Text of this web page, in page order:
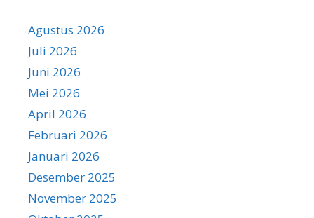
Agustus 2026
Juli 2026
Juni 2026
Mei 2026
April 2026
Februari 2026
Januari 2026
Desember 2025
November 2025